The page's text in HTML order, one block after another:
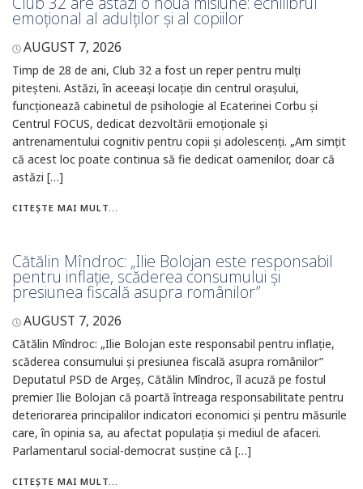
emoțional al adulților și al copiilor
AUGUST 7, 2026
Timp de 28 de ani, Club 32 a fost un reper pentru mulți
piteșteni. Astăzi, în aceeași locație din centrul orașului,
funcționează cabinetul de psihologie al Ecaterinei Corbu și
Centrul FOCUS, dedicat dezvoltării emoționale și
antrenamentului cognitiv pentru copii și adolescenți. „Am simțit
că acest loc poate continua să fie dedicat oamenilor, doar că
astăzi […]
CITEȘTE MAI MULT...
Cătălin Mîndroc: „Ilie Bolojan este responsabil
pentru inflație, scăderea consumului și
presiunea fiscală asupra românilor”
AUGUST 7, 2026
Cătălin Mîndroc: „Ilie Bolojan este responsabil pentru inflație,
scăderea consumului și presiunea fiscală asupra românilor”
Deputatul PSD de Argeș, Cătălin Mîndroc, îl acuză pe fostul
premier Ilie Bolojan că poartă întreaga responsabilitate pentru
deteriorarea principalilor indicatori economici și pentru măsurile
care, în opinia sa, au afectat populația și mediul de afaceri.
Parlamentarul social-democrat susține că […]
CITEȘTE MAI MULT...